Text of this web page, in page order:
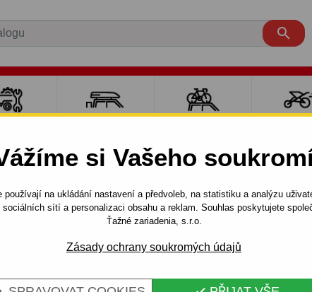
si Vašeho
používají na ukládání nastavení a předvoleb, na statistiku a analýzu
sítí a personalizaci obsahu a reklam. Souhlas poskytujete
Ťažné zariadenia, s.r.o.
Zásady ochrany soukromých údajů

PickUp 1996 - 2001 Tažné zařízení pro Škoda FELICIA
FELICIA
BAJONET
Kód: H 11 Au
Odnímatelný bajonetový